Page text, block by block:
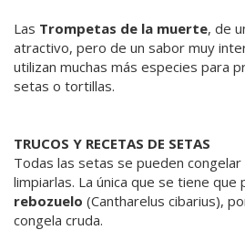
Las Trompetas de la muerte, de
atractivo, pero de un sabor muy
utilizan muchas más especies para
setas o tortillas.
TRUCOS Y RECETAS DE SETAS
Todas las setas se pueden
limpiarlas. La única que se tiene que
rebozuelo (Cantharelus cibarius),
congela cruda.